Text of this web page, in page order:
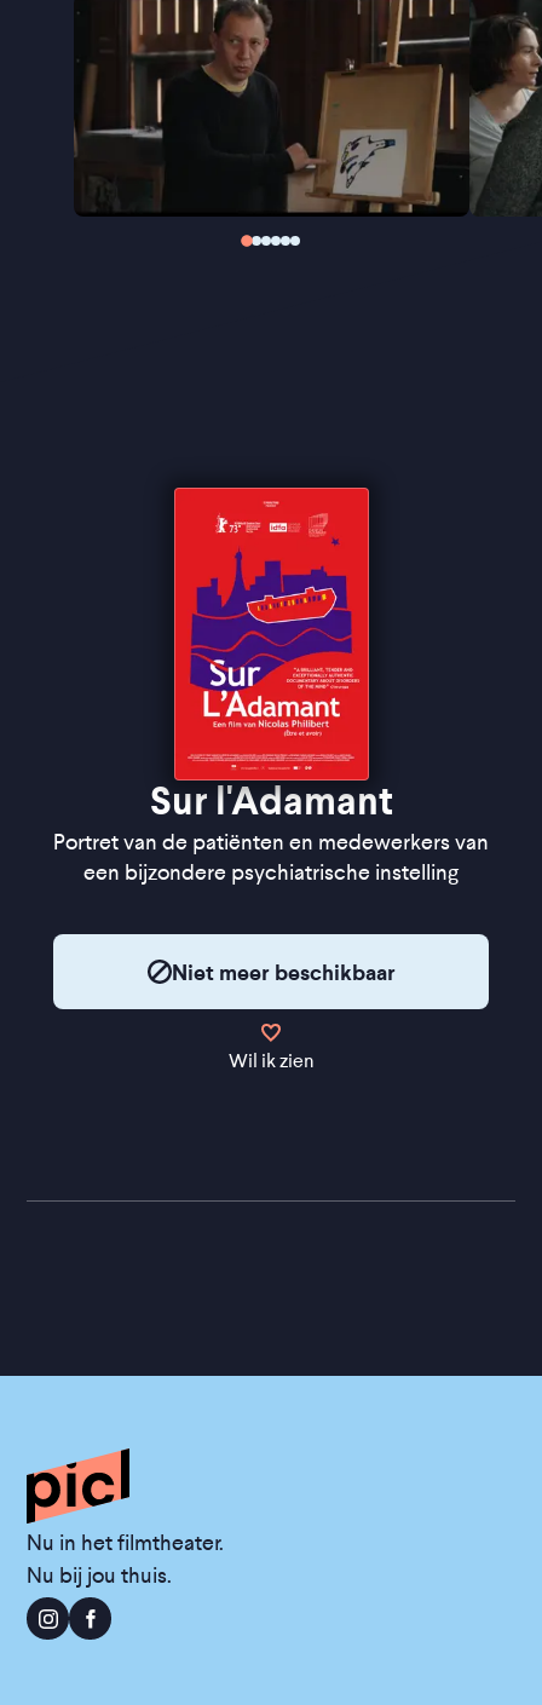
ontvangst nemen van de prijs dat hij had
geprobeerd “het hardnekkige, vaak
discriminerende beeld dat we hebben van ‘gekke’
mensen om te draaien.”
Sur l’Adamant
is het eerste
deel van een drieluik, waartoe ookAverroès & Rosa
La machine à écrirebehoren. Bekijk het
Philibert-programma.
"Zachtaardig portret" ★★★★ Trouw
Sur l'Adamant
Portret van de patiënten en medewerkers van
een bijzondere psychiatrische instelling
Niet meer beschikbaar
Wil ik zien
Nu in het filmtheater.
Nu bij jou thuis.